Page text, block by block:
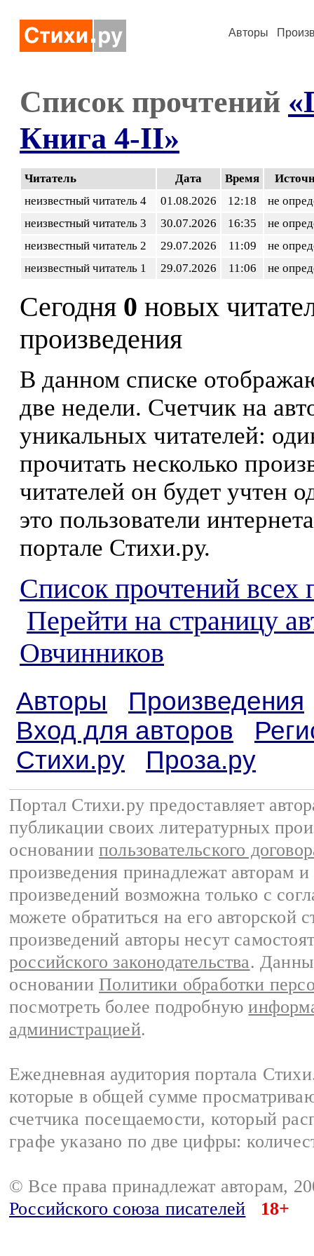
Авторы
Список прочтений
Книга 4-II»
Читатель Дата Время
неизвестный читатель 4
01.08.2026 12:18
не
неизвестный читатель 3
30.07.2026 16:35
не
неизвестный читатель 2
29.07.2026 11:09
не
неизвестный читатель 1
29.07.2026 11:06 не
Сегодня 0 новых
произведения
В данном списке
две недели. Счетчик на
уникальных читателей:
прочитать несколько
читателей он будет учтен
это пользователи
портале Стихи.ру.
Список прочтений всех
Перейти на страницу
Овчинников
Авторы
Произведения
Вход для авторов
Стихи.ру
Проза.ру
Портал Стихи.ру предоставляет
публикации своих литературных
основании пользовательского
произведения принадлежат авторам
произведений возможна только с
можете обратиться на его авторской
произведений авторы несут
российского законодательства.
основании Политики обработки
посмотреть более подробную
администрацией.
Ежедневная аудитория портала
которые в общей сумме
счетчика посещаемости, который
графе указано по две цифры:
© Все права принадлежат авторам,
Российского союза писателей
18+